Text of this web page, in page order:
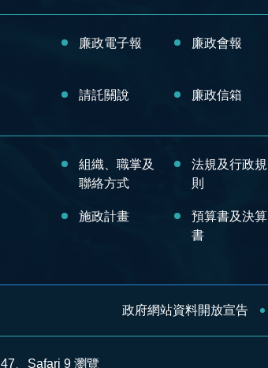
廉政電子報 廉政會報
請託關說 廉政信箱
組織、職掌及
聯絡方式
法規及行政規
則
施政計畫
預算書及決算
書
政府網站資料開放宣告
、Safari 9 瀏覽